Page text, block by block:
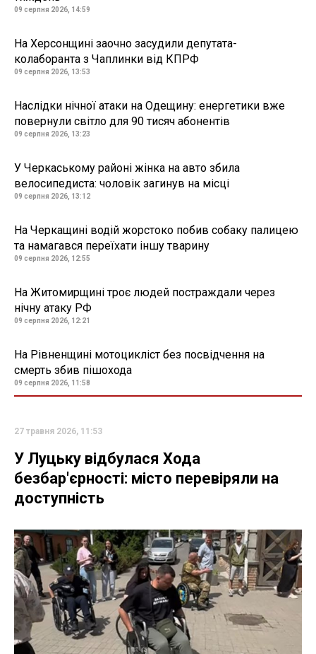
09 серпня 2026, 14:59
На Херсонщині заочно засудили депутата-
колаборанта з Чаплинки від КПРФ
09 серпня 2026, 13:53
Наслідки нічної атаки на Одещину: енергетики вже
повернули світло для 90 тисяч абонентів
09 серпня 2026, 13:23
У Черкаському районі жінка на авто збила
велосипедиста: чоловік загинув на місці
09 серпня 2026, 13:12
На Черкащині водій жорстоко побив собаку палицею
та намагався переїхати іншу тварину
09 серпня 2026, 12:55
На Житомирщині троє людей постраждали через
нічну атаку РФ
09 серпня 2026, 12:21
На Рівненщині мотоцикліст без посвідчення на
смерть збив пішохода
09 серпня 2026, 11:58
27 травня 2026, 11:53
У Луцьку відбулася Хода
безбар'єрності: місто перевіряли на
доступність